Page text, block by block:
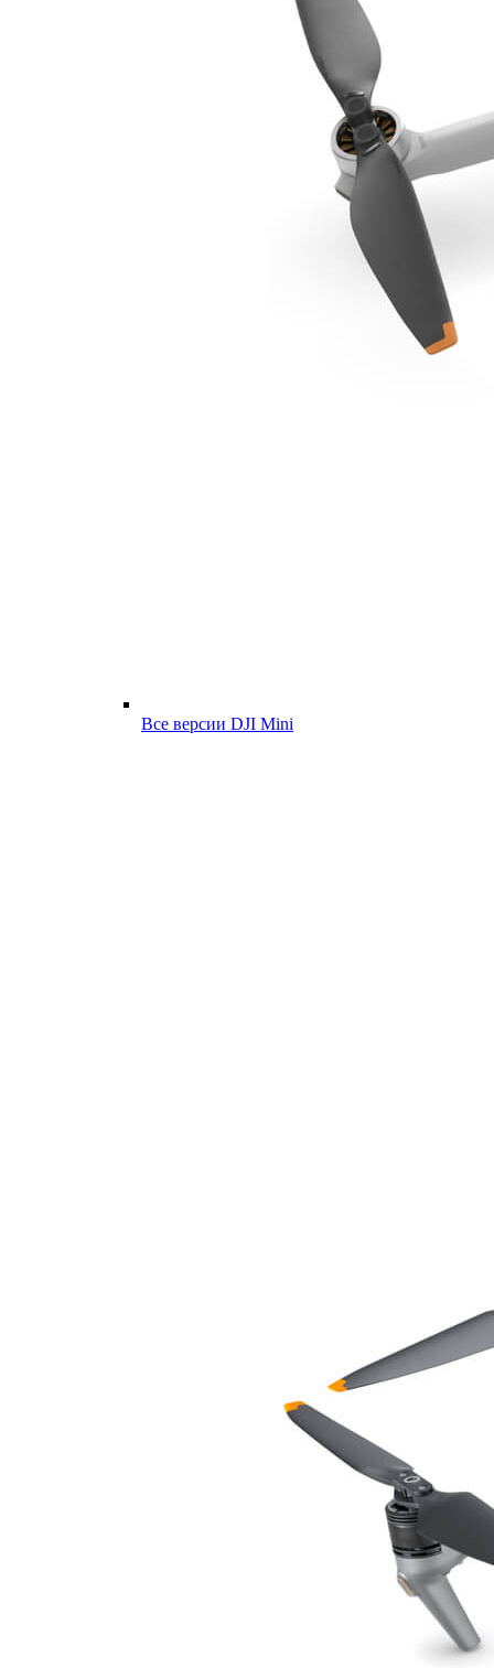
Все версии DJI Mini